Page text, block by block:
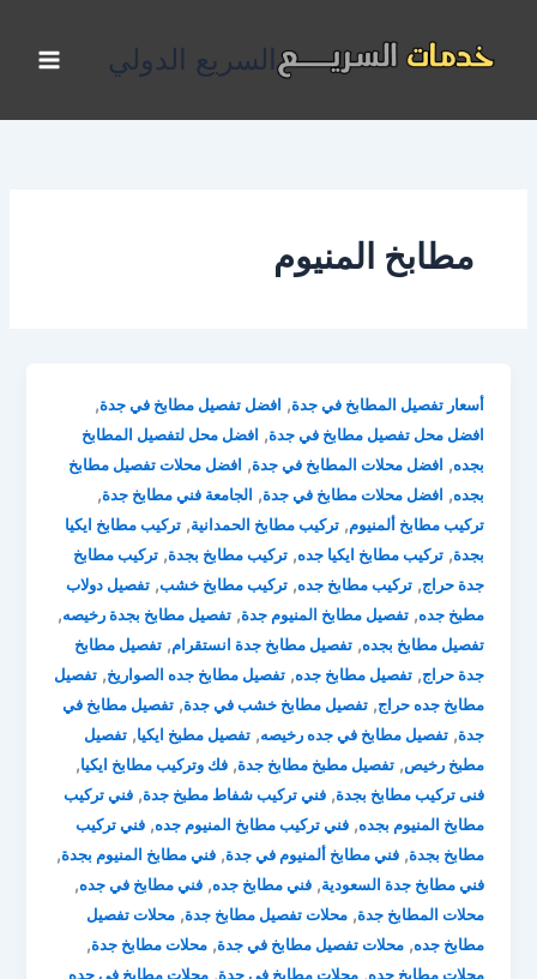
المحتوى
السريع الدولي
مطابخ المنيوم
أسعار تفصيل المطابخ في جدة, افضل تفصيل مطابخ في جدة,
افضل محل تفصيل مطابخ في جدة, افضل محل لتفصيل المطابخ
بجده, افضل محلات المطابخ في جدة, افضل محلات تفصيل مطابخ
بجده, افضل محلات مطابخ في جدة, الجامعة فني مطابخ جدة,
تركيب مطابخ ألمنيوم,تركيب مطابخ الحمدانية,تركيب مطابخ ايكيا
بجدة,تركيب مطابخ ايكيا جده,تركيب مطابخ بجدة,تركيب مطابخ
جدة حراج,تركيب مطابخ جده,تركيب مطابخ خشب,تفصيل دولاب
مطبخ جده,تفصيل مطابخ المنيوم جدة,تفصيل مطابخ بجدة رخيصه,
تفصيل مطابخ بجده,تفصيل مطابخ جدة انستقرام,تفصيل مطابخ
جدة حراج,تفصيل مطابخ جده,تفصيل مطابخ جده الصواريخ,تفصيل
مطابخ جده حراج,تفصيل مطابخ خشب في جدة,تفصيل مطابخ في
جدة,تفصيل مطابخ في جده رخيصه,تفصيل مطبخ ايكيا,تفصيل
مطبخ رخيص,تفصيل مطبخ مطابخ جدة,فك وتركيب مطابخ ايكيا,
فنى تركيب مطابخ بجدة,فني تركيب شفاط مطبخ جدة,فني تركيب
مطابخ المنيوم بجده,فني تركيب مطابخ المنيوم جده,فني تركيب
مطابخ بجدة,فني مطابخ ألمنيوم في جدة,فني مطابخ المنيوم بجدة,
فني مطابخ جدة السعودية,فني مطابخ جده,فني مطابخ في جده,
محلات المطابخ جدة,محلات تفصيل مطابخ جدة,محلات تفصيل
مطابخ جده,محلات تفصيل مطابخ في جدة,محلات مطابخ جدة,
محلات مطابخ جده,محلات مطابخ في جدة,محلات مطابخ في جده